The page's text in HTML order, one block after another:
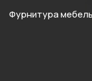
Фурнитура